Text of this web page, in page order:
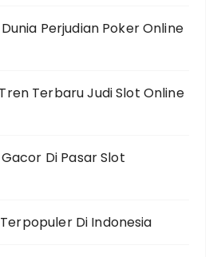
Perjudian Poker Online
Terbaru Judi Slot Online
Di Pasar Slot
Di Indonesia